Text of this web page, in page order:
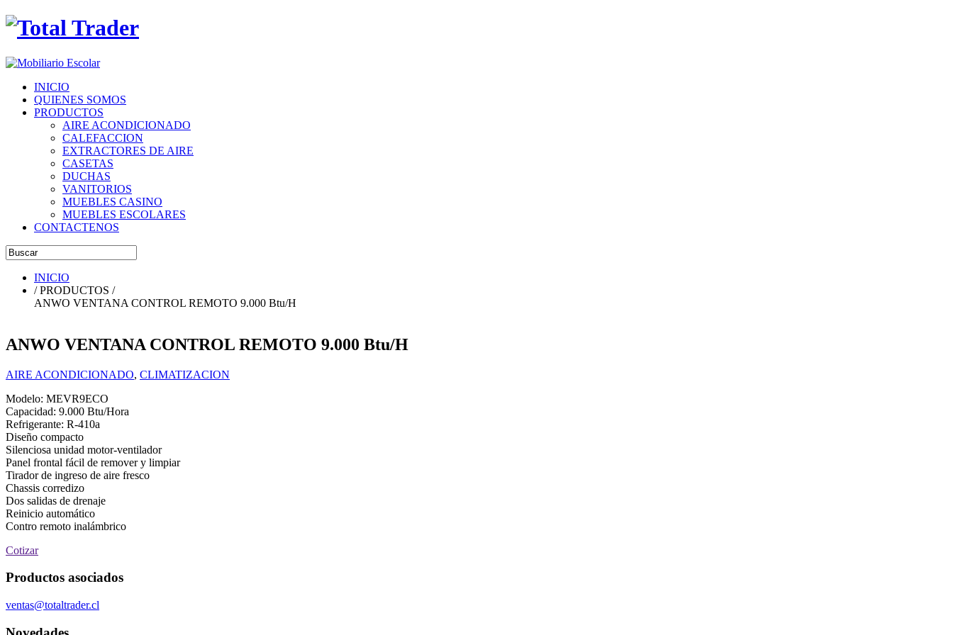
INICIO
QUIENES SOMOS
PRODUCTOS
AIRE ACONDICIONADO
CALEFACCION
EXTRACTORES DE AIRE
CASETAS
DUCHAS
VANITORIOS
MUEBLES CASINO
MUEBLES ESCOLARES
CONTACTENOS
INICIO
/ PRODUCTOS /
ANWO VENTANA CONTROL REMOTO 9.000 Btu/H
ANWO VENTANA CONTROL REMOTO 9.000 Btu/H
AIRE ACONDICIONADO, CLIMATIZACION
Modelo: MEVR9ECO
Capacidad: 9.000 Btu/Hora
Refrigerante: R-410a
Diseño compacto
Silenciosa unidad motor-ventilador
Panel frontal fácil de remover y limpiar
Tirador de ingreso de aire fresco
Chassis corredizo
Dos salidas de drenaje
Reinicio automático
Contro remoto inalámbrico
Cotizar
Productos asociados
ventas@totaltrader.cl